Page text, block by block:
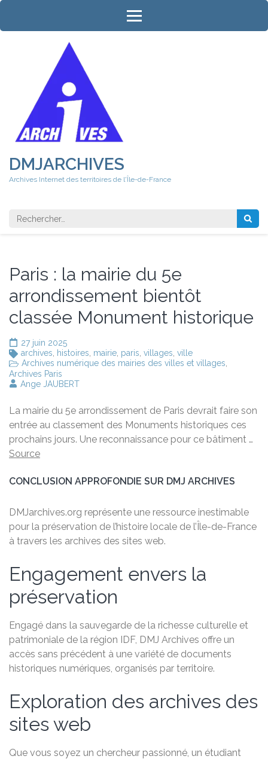
Aller
contenu
DMJARCHIVES
Archives Internet des territoires de l'Île-de-France
Rechercher
Paris : la mairie du 5e
arrondissement bientôt
classée Monument historique
27 juin 2025
archives
histoires mairie paris villages ville
Archives numérique des mairies des villes et villages
Archives Paris
Ange JAUBERT
La mairie du 5e arrondissement de Paris devrait faire son
entrée au classement des Monuments historiques ces
prochains jours. Une reconnaissance pour ce bâtiment …
Source
CONCLUSION APPROFONDIE SUR DMJ ARCHIVES
DMJarchives.org représente une ressource inestimable
pour la préservation de l’histoire locale de l’Île-de-France
à travers les archives des sites web.
Engagement envers la
préservation
Engagé dans la sauvegarde de la richesse culturelle et
patrimoniale de la région IDF, DMJ Archives offre un
accès sans précédent à une variété de documents
historiques numériques, organisés par territoire.
Exploration des archives des
sites web
Que vous soyez un chercheur passionné, un étudiant